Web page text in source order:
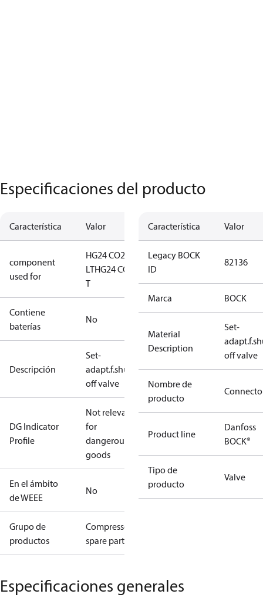
Especificaciones del producto
Característica Valor
component
used for
HG24 CO2
LTHG24 CO2
T
Contiene
baterías
No
Descripción
Set-
adapt.f.shut-
off valve
DG Indicator
Profile
Not relevant
for
dangerous
goods
En el ámbito
de WEEE
No
Grupo de
productos
Compressors
spare parts
Característica Valor
Legacy BOCK
ID
82136
Marca BOCK
Material
Description
Set-
off valve
Nombre de
producto
Product line
Danfoss
BOCK®
Tipo de
producto
Valve
Especificaciones generales